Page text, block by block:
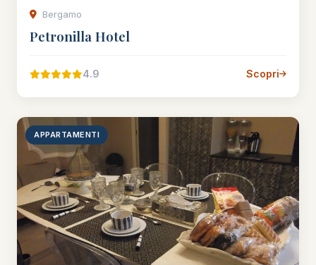
Bergamo
Petronilla Hotel
4.9 Scopri
APPARTAMENTI